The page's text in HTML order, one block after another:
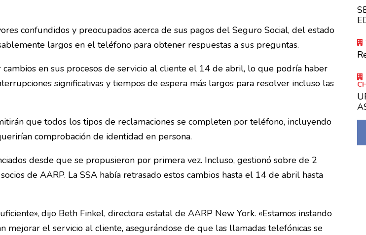
confundidos y preocupados acerca de sus pagos del Seguro Social, del estado
largos en el teléfono para obtener respuestas a sus preguntas.
en sus procesos de servicio al cliente el 14 de abril, lo que podría haber
significativas y tiempos de espera más largos para resolver incluso las
que todos los tipos de reclamaciones se completen por teléfono, incluyendo
comprobación de identidad en persona.
desde que se propusieron por primera vez. Incluso, gestionó sobre de 2
de AARP. La SSA había retrasado estos cambios hasta el 14 de abril hasta
dijo Beth Finkel, directora estatal de AARP New York. «Estamos instando
mejorar el servicio al cliente, asegurándose de que las llamadas telefónicas se